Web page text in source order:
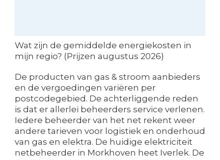
Wat zijn de gemiddelde energiekosten in
mijn regio? (Prijzen augustus 2026)
De producten van gas & stroom aanbieders
en de vergoedingen variëren per
postcodegebied. De achterliggende reden
is dat er allerlei beheerders service verlenen.
Iedere beheerder van het net rekent weer
andere tarieven voor logistiek en onderhoud
van gas en elektra. De huidige elektriciteit
netbeheerder in Morkhoven heet Iverlek. De